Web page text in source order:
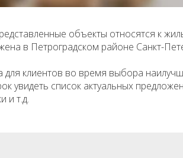
объекты относятся к
в Петроградском районе Санкт-
клиентов во время выбора
увидеть список актуальных
и т.д.